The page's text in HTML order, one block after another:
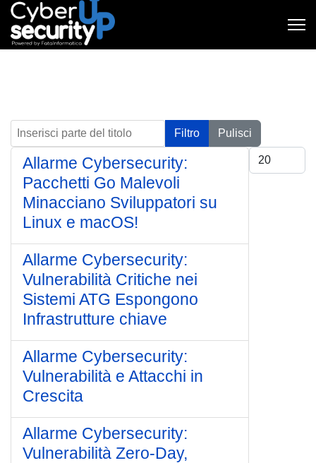
Inserisci parte del titolo Filtro
Pulisci
Visualizza #
Allarme Cybersecurity:
Pacchetti Go Malevoli
Minacciano Sviluppatori su
Linux e macOS!
Allarme Cybersecurity:
Vulnerabilità Critiche nei
Sistemi ATG Espongono
Infrastrutture chiave
Allarme Cybersecurity:
Vulnerabilità e Attacchi in
Crescita
Allarme Cybersecurity:
Vulnerabilità Zero-Day,